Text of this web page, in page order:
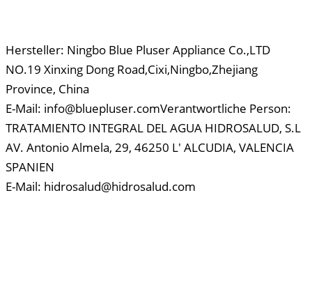
Hersteller: Ningbo Blue Pluser Appliance Co.,LTD
NO.19 Xinxing Dong Road,Cixi,Ningbo,Zhejiang
Province, China
E-Mail: info@bluepluser.comVerantwortliche Person:
TRATAMIENTO INTEGRAL DEL AGUA HIDROSALUD, S.L
AV. Antonio Almela, 29, 46250 L' ALCUDIA, VALENCIA
SPANIEN
E-Mail: hidrosalud@hidrosalud.com